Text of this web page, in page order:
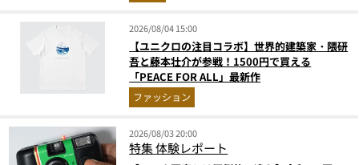
2026/08/04 15:00
【ユニクロの注目コラボ】世界的建築家・隈研
吾と藤本壮介が参戦！1500円で買える
「PEACE FOR ALL」最新作
ファッション
2026/08/03 20:00
特集体験レポート